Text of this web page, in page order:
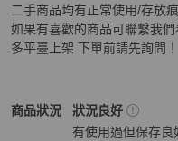
二手商品均有正常使用/存放
如果有喜歡的商品可聯繫我
多平臺上架 下單前請先詢問！
商品狀況
Van Cleef & Arpels女士配件
狀況良好
有使用過但保存